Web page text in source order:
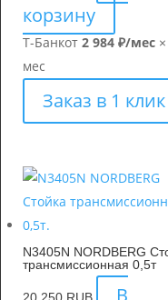
корзину
Т-Банкот 2 984 ₽/мес
мес
Заказ в 1 клик
N3405N NORDBERG
трансмиссионная 0,5т
В